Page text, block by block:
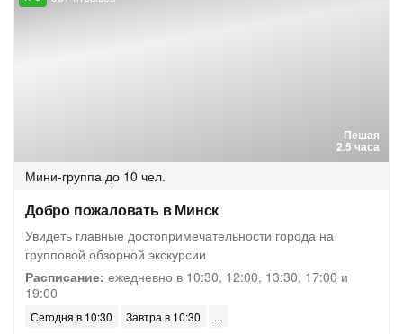
Пешая
2.5 часа
Мини-группа до 10 чел.
Добро пожаловать в Минск
Увидеть главные достопримечательности города на
групповой обзорной экскурсии
Расписание: ежедневно в 10:30, 12:00, 13:30, 17:00 и
19:00
Сегодня в 10:30 Завтра в 10:30